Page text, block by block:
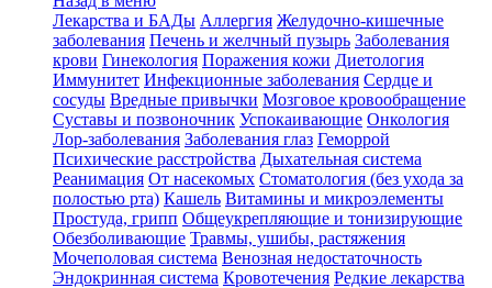
Лекарства и БАДы Аллергия Желудочно-кишечные
заболевания Печень и желчный пузырь Заболевания
крови Гинекология Поражения кожи Диетология
Иммунитет Инфекционные заболевания Сердце и
сосуды Вредные привычки Мозговое кровообращение
Суставы и позвоночник Успокаивающие Онкология
Лор-заболевания Заболевания глаз Геморрой
Психические расстройства Дыхательная система
Реанимация От насекомых Стоматология (без ухода за
полостью рта) Кашель Витамины и микроэлементы
Простуда, грипп Общеукрепляющие и тонизирующие
Обезболивающие Травмы, ушибы, растяжения
Мочеполовая система Венозная недостаточность
Эндокринная система Кровотечения Редкие лекарства